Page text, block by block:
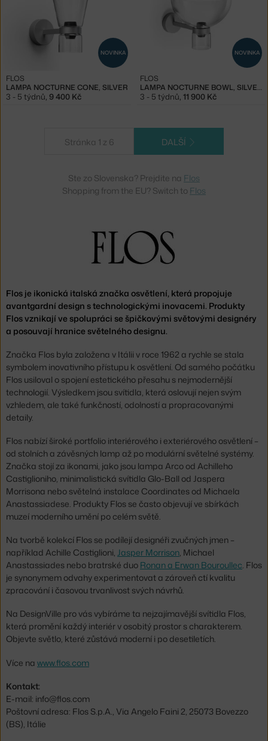
Flos je ikonická italská značka osvětlení, která propojuje
avantgardní design s technologickými inovacemi. Produkty
Flos vznikají ve spolupráci se špičkovými světovými designéry
a posouvají hranice světelného designu.
Značka Flos byla založena v Itálii v roce 1962 a rychle se stala
symbolem inovativního přístupu k osvětlení. Od samého počátku
Flos usiloval o spojení estetického přesahu s nejmodernější
technologií. Výsledkem jsou svítidla, která oslovují nejen svým
vzhledem, ale také funkčností, odolností a propracovanými
detaily.
Flos nabízí široké portfolio interiérového i exteriérového osvětlení –
od stolních a závěsných lamp až po modulární světelné systémy.
Značka stojí za ikonami, jako jsou lampa Arco od Achilleho
Castiglioniho, minimalistická svítidla Glo-Ball od Jaspera
Morrisona nebo světelná instalace Coordinates od Michaela
Anastassiadese. Produkty Flos se často objevují ve sbírkách
muzeí moderního umění po celém světě.
Na tvorbě kolekcí Flos se podílejí designéři zvučných jmen –
například Achille Castiglioni, Jasper Morrison, Michael
Anastassiades nebo bratrské duo Ronan a Erwan Bouroullec. Flos
je synonymem odvahy experimentovat a zároveň ctí kvalitu
zpracování i časovou trvanlivost svých návrhů.
Na DesignVille pro vás vybíráme ta nejzajímavější svítidla Flos,
která promění každý interiér v osobitý prostor s charakterem.
Objevte světlo, které zůstává moderní i po desetiletích.
Více na www.flos.com
Kontakt:
E-mail: info@flos.com
Poštovní adresa: Flos S.p.A., Via Angelo Faini 2, 25073 Bovezzo
(BS), Itálie
NOVINKA
LAMPA NOCTURNE CONE, SILVER
FLOS
3 - 5 týdnů, 9 400 Kč
NOVINKA
LAMPA NOCTURNE BOWL, SILVER
FLOS
3 - 5 týdnů, 11 900 Kč
Stránka 1 z 6 DALŠÍ
Ste zo Slovenska? Prejdite na Flos
Shopping from the EU? Switch to Flos